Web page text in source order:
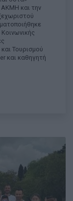
ΑΚΜΗ και την
Τουρισμού
και καθηγητή